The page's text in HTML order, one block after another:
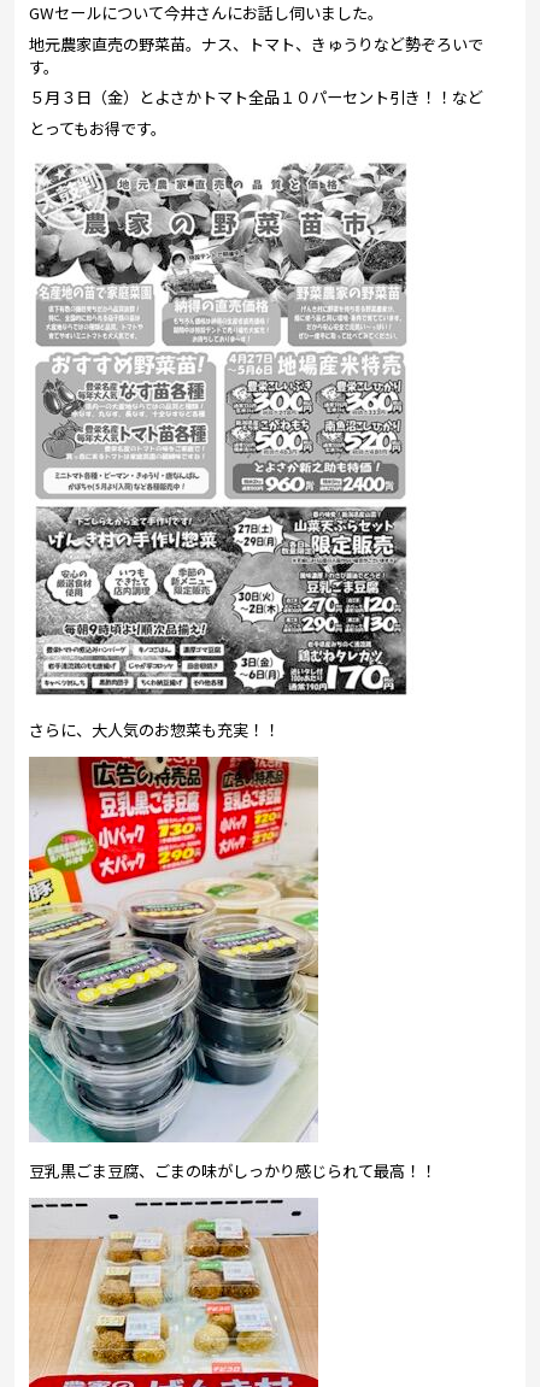
GWセールについて今井さんにお話し伺いました。
地元農家直売の野菜苗。ナス、トマト、きゅうりなど勢ぞろいで
す。
５月３日（金）とよさかトマト全品１０パーセント引き！！など
とってもお得です。
さらに、大人気のお惣菜も充実！！
豆乳黒ごま豆腐、ごまの味がしっかり感じられて最高！！